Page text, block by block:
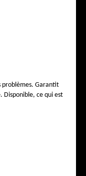
problèmes. Garantit
Disponible, ce qui est